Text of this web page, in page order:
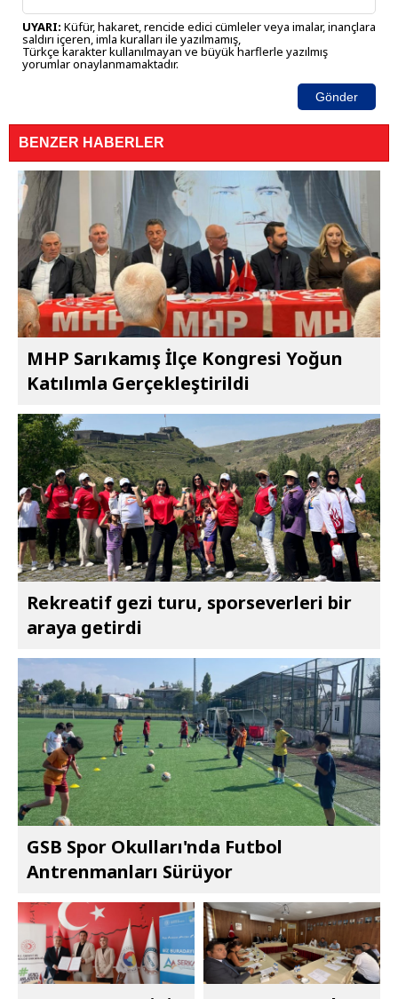
UYARI: Küfür, hakaret, rencide edici cümleler veya imalar, inançlara
saldırı içeren, imla kuralları ile yazılmamış,
Türkçe karakter kullanılmayan ve büyük harflerle yazılmış
yorumlar onaylanmamaktadır.
Gönder
BENZER HABERLER
MHP Sarıkamış İlçe Kongresi Yoğun
Katılımla Gerçekleştirildi
Rekreatif gezi turu, sporseverleri bir
araya getirdi
GSB Spor Okulları'nda Futbol
Antrenmanları Sürüyor